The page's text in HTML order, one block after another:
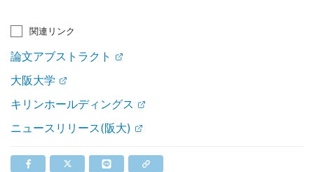
関連リンク
論文アブストラクト
大阪大学
キリンホールディングス
ニュースリリース(阪大)